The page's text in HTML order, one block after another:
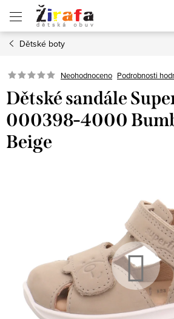
obsah
Dětské boty
Neohodnoceno Podrobnosti
Dětské sandále
000398-4000
Beige